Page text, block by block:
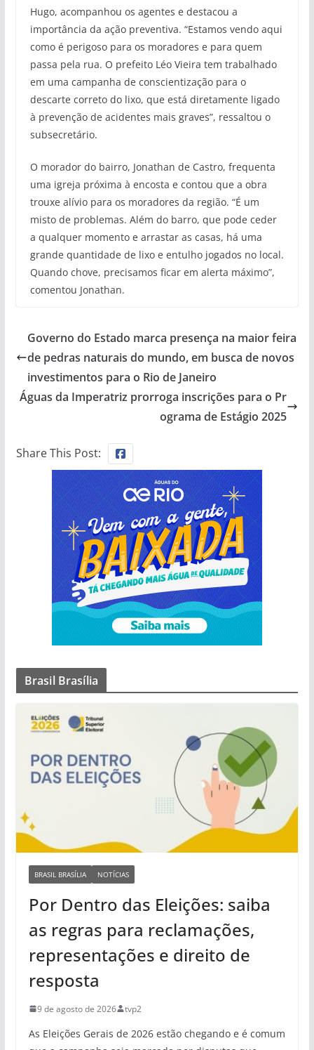
Hugo, acompanhou os agentes e destacou a
importância da ação preventiva. “Estamos vendo aqui
como é perigoso para os moradores e para quem
passa pela rua. O prefeito Léo Vieira tem trabalhado
em uma campanha de conscientização para o
descarte correto do lixo, que está diretamente ligado
à prevenção de acidentes mais graves”, ressaltou o
subsecretário.
O morador do bairro, Jonathan de Castro, frequenta
uma igreja próxima à encosta e contou que a obra
trouxe alívio para os moradores da região. “É um
misto de problemas. Além do barro, que pode ceder
a qualquer momento e arrastar as casas, há uma
grande quantidade de lixo e entulho jogados no local.
Quando chove, precisamos ficar em alerta máximo”,
comentou Jonathan.
Governo do Estado marca presença na maior feira
de pedras naturais do mundo, em busca de novos
investimentos para o Rio de Janeiro
Águas da Imperatriz prorroga inscrições para o Pr
ograma de Estágio 2025
Share This Post:
Brasil Brasília
BRASIL BRASÍLIA NOTÍCIAS
Por Dentro das Eleições: saiba
as regras para reclamações,
representações e direito de
resposta
9 de agosto de 2026 tvp2
As Eleições Gerais de 2026 estão chegando e é comum